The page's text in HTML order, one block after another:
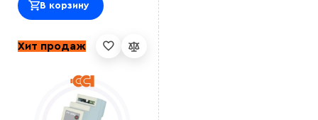
В корзину
Хит продаж